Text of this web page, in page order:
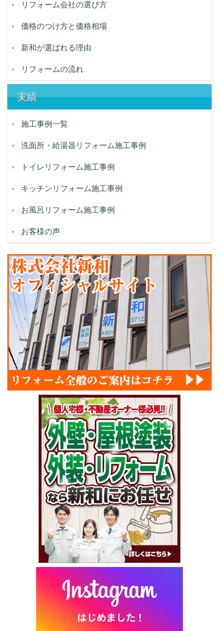
リフォーム会社の選び方
価格のつけ方と価格相場
新和が選ばれる理由
リフォームの流れ
実績
施工事例一覧
洗面所・給湯器リフォーム施工事例
トイレリフォーム施工事例
キッチンリフォーム施工事例
お風呂リフォーム施工事例
お客様の声